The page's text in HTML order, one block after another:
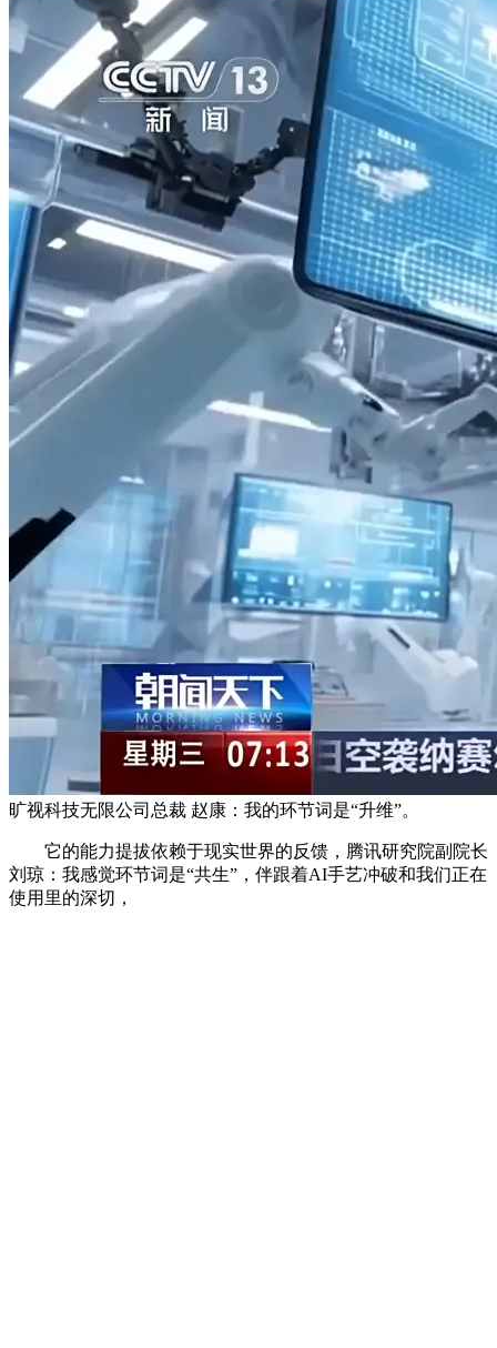
旷视科技无限公司总裁 赵康：我的环节词是“升维”。
它的能力提拔依赖于现实世界的反馈，腾讯研究院副院长
刘琼：我感觉环节词是“共生”，伴跟着AI手艺冲破和我们正在
使用里的深切，